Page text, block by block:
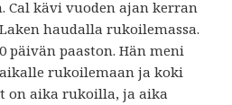
Cal kävi vuoden ajan kerran
haudalla rukoilemassa.
päivän paaston. Hän meni
rukoilemaan ja koki
on aika rukoilla, ja aika